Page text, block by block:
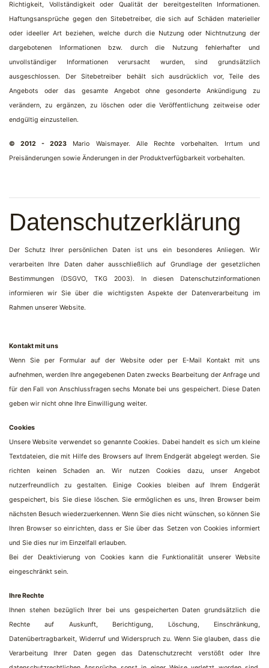
Richtigkeit, Vollständigkeit oder Qualität der bereitgestellten Informationen.
Haftungsansprüche gegen den Sitebetreiber, die sich auf Schäden materieller
oder ideeller Art beziehen, welche durch die Nutzung oder Nichtnutzung der
dargebotenen Informationen bzw. durch die Nutzung fehlerhafter und
unvollständiger Informationen verursacht wurden, sind grundsätzlich
ausgeschlossen. Der Sitebetreiber behält sich ausdrücklich vor, Teile des
Angebots oder das gesamte Angebot ohne gesonderte Ankündigung zu
verändern, zu ergänzen, zu löschen oder die Veröffentlichung zeitweise oder
endgültig einzustellen.
© 2012 - 2023 Mario Waismayer. Alle Rechte vorbehalten. Irrtum und
Preisänderungen sowie Änderungen in der Produktverfügbarkeit vorbehalten.
Datenschutzerklärung
Der Schutz Ihrer persönlichen Daten ist uns ein besonderes Anliegen. Wir
verarbeiten Ihre Daten daher ausschließlich auf Grundlage der gesetzlichen
Bestimmungen (DSGVO, TKG 2003). In diesen Datenschutzinformationen
informieren wir Sie über die wichtigsten Aspekte der Datenverarbeitung im
Rahmen unserer Website.
Kontakt mit uns
Wenn Sie per Formular auf der Website oder per E-Mail Kontakt mit uns
aufnehmen, werden Ihre angegebenen Daten zwecks Bearbeitung der Anfrage und
für den Fall von Anschlussfragen sechs Monate bei uns gespeichert. Diese Daten
geben wir nicht ohne Ihre Einwilligung weiter.
Cookies
Unsere Website verwendet so genannte Cookies. Dabei handelt es sich um kleine
Textdateien, die mit Hilfe des Browsers auf Ihrem Endgerät abgelegt werden. Sie
richten keinen Schaden an. Wir nutzen Cookies dazu, unser Angebot
nutzerfreundlich zu gestalten. Einige Cookies bleiben auf Ihrem Endgerät
gespeichert, bis Sie diese löschen. Sie ermöglichen es uns, Ihren Browser beim
nächsten Besuch wiederzuerkennen. Wenn Sie dies nicht wünschen, so können Sie
Ihren Browser so einrichten, dass er Sie über das Setzen von Cookies informiert
und Sie dies nur im Einzelfall erlauben.
Bei der Deaktivierung von Cookies kann die Funktionalität unserer Website
eingeschränkt sein.
Ihre Rechte
Ihnen stehen bezüglich Ihrer bei uns gespeicherten Daten grundsätzlich die
Rechte auf Auskunft, Berichtigung, Löschung, Einschränkung,
Datenübertragbarkeit, Widerruf und Widerspruch zu. Wenn Sie glauben, dass die
Verarbeitung Ihrer Daten gegen das Datenschutzrecht verstößt oder Ihre